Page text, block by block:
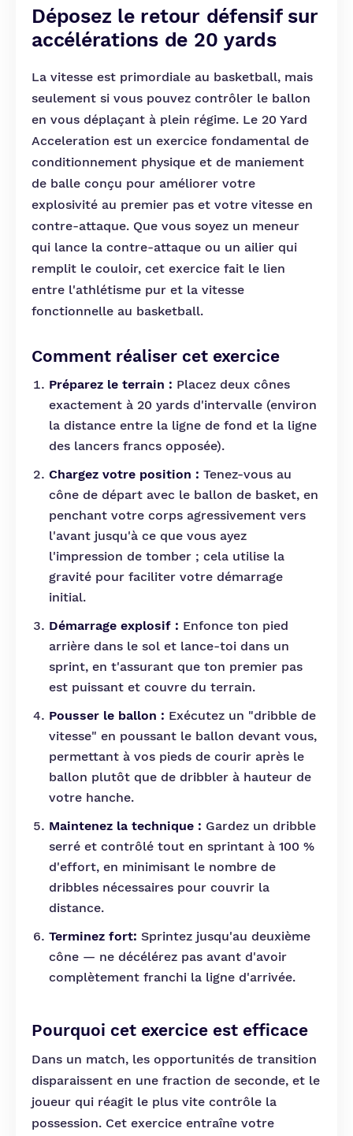
Déposez le retour défensif sur
accélérations de 20 yards
La vitesse est primordiale au basketball, mais
seulement si vous pouvez contrôler le ballon
en vous déplaçant à plein régime. Le 20 Yard
Acceleration est un exercice fondamental de
conditionnement physique et de maniement
de balle conçu pour améliorer votre
explosivité au premier pas et votre vitesse en
contre-attaque. Que vous soyez un meneur
qui lance la contre-attaque ou un ailier qui
remplit le couloir, cet exercice fait le lien
entre l'athlétisme pur et la vitesse
fonctionnelle au basketball.
Comment réaliser cet exercice
Préparez le terrain : Placez deux cônes
exactement à 20 yards d'intervalle (environ
la distance entre la ligne de fond et la ligne
des lancers francs opposée).
Chargez votre position : Tenez-vous au
cône de départ avec le ballon de basket, en
penchant votre corps agressivement vers
l'avant jusqu'à ce que vous ayez
l'impression de tomber ; cela utilise la
gravité pour faciliter votre démarrage
initial.
Démarrage explosif : Enfonce ton pied
arrière dans le sol et lance-toi dans un
sprint, en t'assurant que ton premier pas
est puissant et couvre du terrain.
Pousser le ballon : Exécutez un "dribble de
vitesse" en poussant le ballon devant vous,
permettant à vos pieds de courir après le
ballon plutôt que de dribbler à hauteur de
votre hanche.
Maintenez la technique : Gardez un dribble
serré et contrôlé tout en sprintant à 100 %
d'effort, en minimisant le nombre de
dribbles nécessaires pour couvrir la
distance.
Terminez fort: Sprintez jusqu'au deuxième
cône — ne décélérez pas avant d'avoir
complètement franchi la ligne d'arrivée.
Pourquoi cet exercice est efficace
Dans un match, les opportunités de transition
disparaissent en une fraction de seconde, et le
joueur qui réagit le plus vite contrôle la
possession. Cet exercice entraîne votre